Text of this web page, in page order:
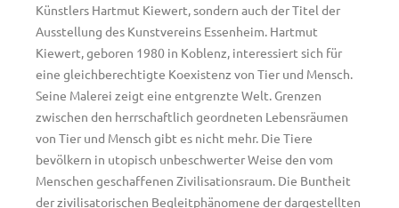
Künstlers Hartmut Kiewert, sondern auch der Titel der
Ausstellung des Kunstvereins Essenheim. Hartmut
Kiewert, geboren 1980 in Koblenz, interessiert sich für
eine gleichberechtigte Koexistenz von Tier und Mensch.
Seine Malerei zeigt eine entgrenzte Welt. Grenzen
zwischen den herrschaftlich geordneten Lebensräumen
von Tier und Mensch gibt es nicht mehr. Die Tiere
bevölkern in utopisch unbeschwerter Weise den vom
Menschen geschaffenen Zivilisationsraum. Die Buntheit
der zivilisatorischen Begleitphänomene der dargestellten